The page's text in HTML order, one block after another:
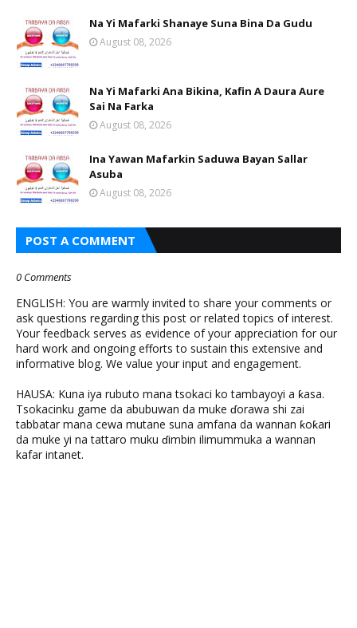
Na Yi Mafarki Shanaye Suna Bina Da Gudu
August 08, 2026
Na Yi Mafarki Ana Bikina, Kafin A Daura Aure
Sai Na Farka
August 08, 2026
Ina Yawan Mafarkin Saduwa Bayan Sallar
Asuba
August 08, 2026
POST A COMMENT
0 Comments
ENGLISH: You are warmly invited to share your comments or
ask questions regarding this post or related topics of interest.
Your feedback serves as evidence of your appreciation for our
hard work and ongoing efforts to sustain this extensive and
informative blog. We value your input and engagement.
HAUSA: Kuna iya rubuto mana tsokaci ko tambayoyi a ƙasa.
Tsokacinku game da abubuwan da muke ɗorawa shi zai
tabbatar mana cewa mutane suna amfana da wannan ƙoƙari
da muke yi na tattaro muku ɗimbin ilimummuka a wannan
kafar intanet.